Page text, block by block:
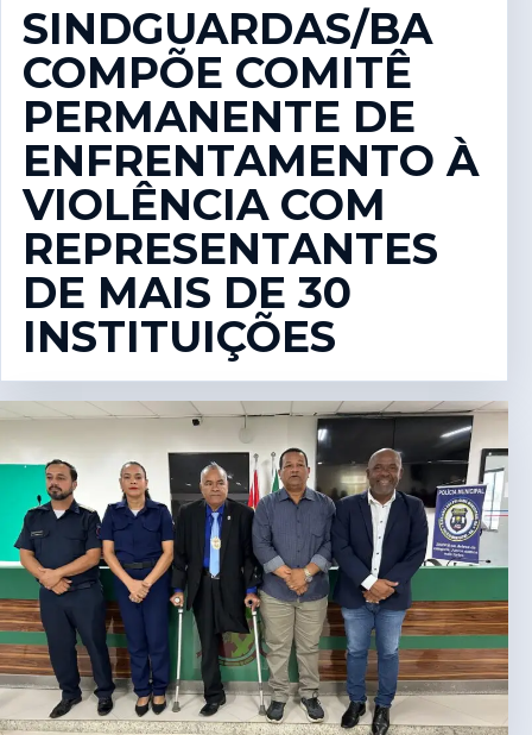
SINDGUARDAS/BA
COMPÕE COMITÊ
PERMANENTE DE
ENFRENTAMENTO À
VIOLÊNCIA COM
REPRESENTANTES
DE MAIS DE 30
INSTITUIÇÕES